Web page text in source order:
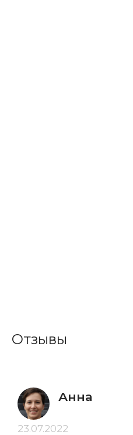
Отзывы
Анна
23.07.2022